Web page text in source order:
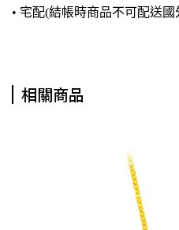
• 宅配(結帳時商品不可配送
相關商品